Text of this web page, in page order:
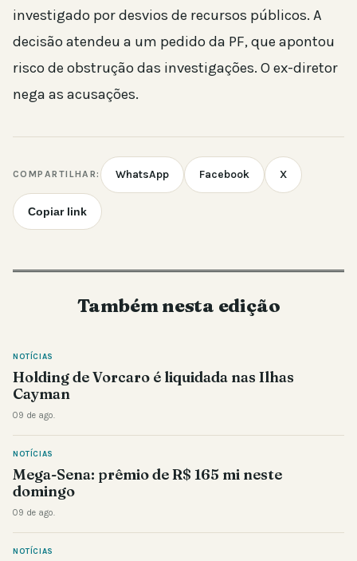
investigado por desvios de recursos públicos. A
decisão atendeu a um pedido da PF, que apontou
risco de obstrução das investigações. O ex-diretor
nega as acusações.
COMPARTILHAR: WhatsApp Facebook X
Copiar link
Também nesta edição
NOTÍCIAS
Holding de Vorcaro é liquidada nas Ilhas
Cayman
09 de ago.
NOTÍCIAS
Mega-Sena: prêmio de R$ 165 mi neste
domingo
09 de ago.
NOTÍCIAS